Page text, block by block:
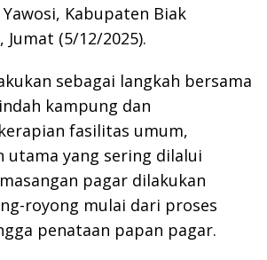
Kabupaten Biak
(5/12/2025).
sebagai langkah bersama
kampung dan
fasilitas umum,
utama yang sering dilalui
pagar dilakukan
royong mulai dari proses
penataan papan pagar.